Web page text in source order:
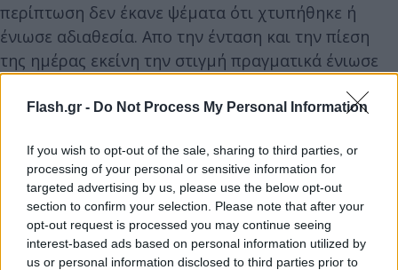
Flash.gr - Do Not Process My Personal Information
If you wish to opt-out of the sale, sharing to third parties, or
processing of your personal or sensitive information for
targeted advertising by us, please use the below opt-out
section to confirm your selection. Please note that after your
opt-out request is processed you may continue seeing
interest-based ads based on personal information utilized by
us or personal information disclosed to third parties prior to
περίπτωση δεν έκανε ψέματα ότι χτυπήθηκε ή
ένιωσε αδιαθεσία. Απο την ένταση και την πίεση
της ημέρας εκείνη την στιγμή πραγματικά ένιωσε